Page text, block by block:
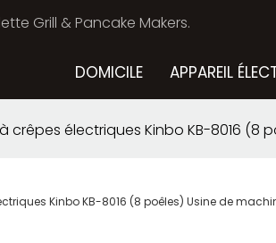
Grill & Pancake Makers.
DOMICILE APPAREIL
crêpes électriques Kinbo KB-8016 (8